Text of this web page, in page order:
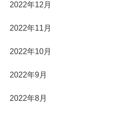
2022年12月
2022年11月
2022年10月
2022年9月
2022年8月